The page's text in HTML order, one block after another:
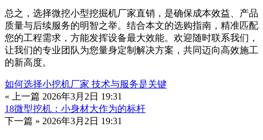
总之，选择微挖小型挖掘机厂家直销，是确保成本效益、产品
质量与后续服务的明智之举。结合本文的选购指南，精准匹配
您的工程需求，方能发挥设备最大效能。欢迎随时联系我们，
让我们的专业团队为您量身定制解决方案，共同迈向高效施工
的新高度。
如何选择小挖机厂家 技术与服务是关键
« 上一篇 2026年3月2日 19:31
18微型挖机：小身材大作为的标杆
下一篇 » 2026年3月2日 19:31